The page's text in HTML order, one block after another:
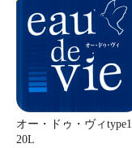
オー・ドゥ・ヴィtype1
20L